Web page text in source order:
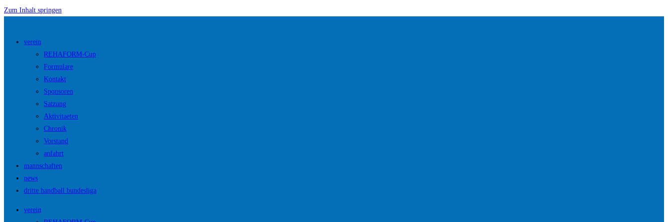
Zum Inhalt springen
verein
REHAFORM-Cup
Formulare
Kontakt
Sponsoren
Satzung
Aktivitaeten
Chronik
Vorstand
anfahrt
mannschaften
news
dritte handball bundesliga
verein